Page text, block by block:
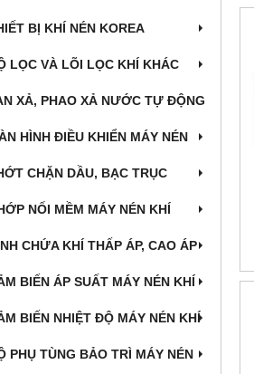
BỊ KHÍ NÉN KOREA
LỌC VÀ LÕI LỌC KHÍ KHÁC
XẢ, PHAO XẢ NƯỚC TỰ ĐỘNG
HÌNH ĐIỀU KHIỂN MÁY NÉN
CHẶN DẦU, BẠC TRỤC
NỐI MỀM MÁY NÉN KHÍ
CHỨA KHÍ THẤP ÁP, CAO ÁP
BIẾN ÁP SUẤT MÁY NÉN KHÍ
BIẾN NHIỆT ĐỘ MÁY NÉN KHÍ
PHỤ TÙNG BẢO TRÌ MÁY NÉN